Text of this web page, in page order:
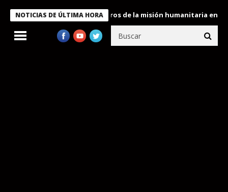
NOTICIAS DE ÚLTIMA HORA
condecora a miembros de la misión humanitaria enviada a